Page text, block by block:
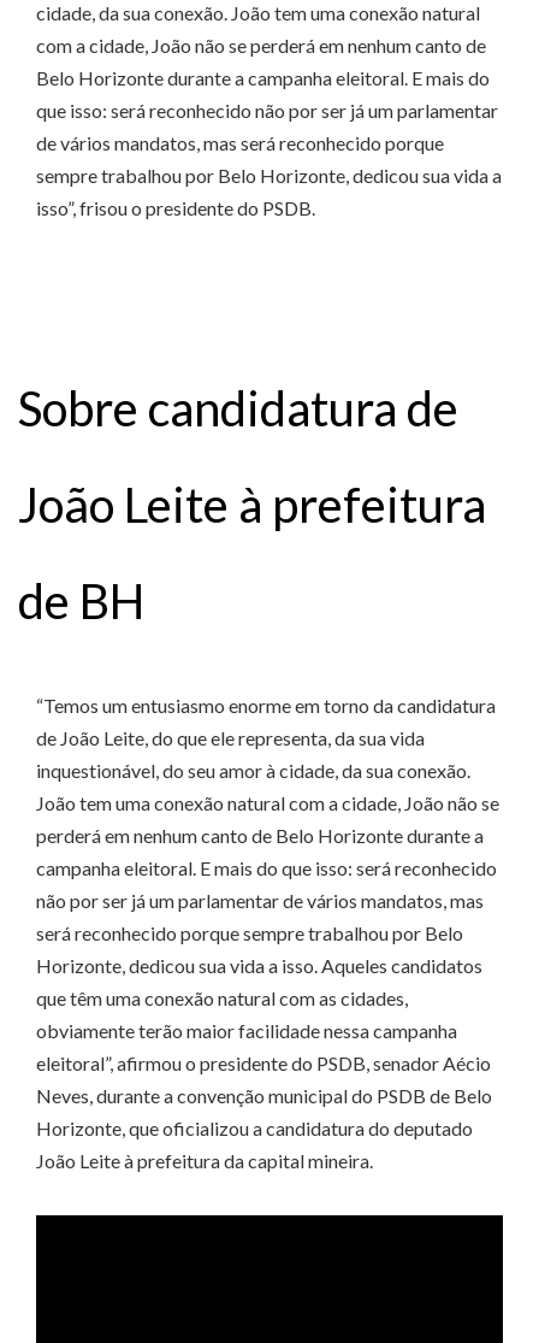
cidade, da sua conexão. João tem uma conexão natural
com a cidade, João não se perderá em nenhum canto de
Belo Horizonte durante a campanha eleitoral. E mais do
que isso: será reconhecido não por ser já um parlamentar
de vários mandatos, mas será reconhecido porque
sempre trabalhou por Belo Horizonte, dedicou sua vida a
isso”, frisou o presidente do PSDB.
Sobre candidatura de
João Leite à prefeitura
de BH
“Temos um entusiasmo enorme em torno da candidatura
de João Leite, do que ele representa, da sua vida
inquestionável, do seu amor à cidade, da sua conexão.
João tem uma conexão natural com a cidade, João não se
perderá em nenhum canto de Belo Horizonte durante a
campanha eleitoral. E mais do que isso: será reconhecido
não por ser já um parlamentar de vários mandatos, mas
será reconhecido porque sempre trabalhou por Belo
Horizonte, dedicou sua vida a isso. Aqueles candidatos
que têm uma conexão natural com as cidades,
obviamente terão maior facilidade nessa campanha
eleitoral”, afirmou o presidente do PSDB, senador Aécio
Neves, durante a convenção municipal do PSDB de Belo
Horizonte, que oficializou a candidatura do deputado
João Leite à prefeitura da capital mineira.